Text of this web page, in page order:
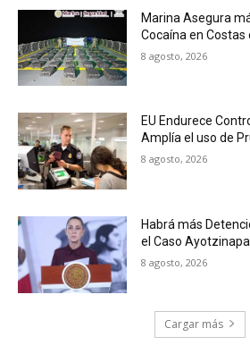
Marina Asegura
Cocaína en Costas
8 agosto, 2026
EU Endurece
Amplía el uso de
8 agosto, 2026
Habrá más
el Caso
8 agosto, 2026
Cargar más